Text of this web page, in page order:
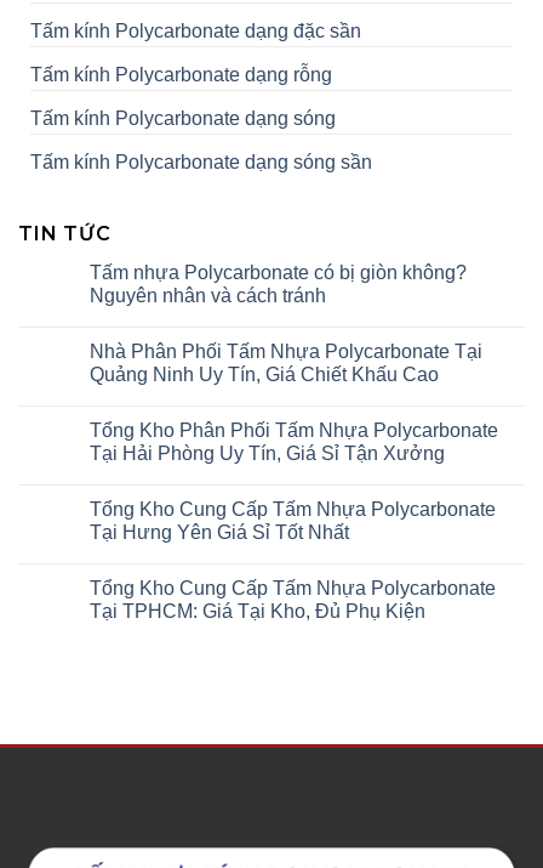
Tấm kính Polycarbonate dạng đặc sần
Tấm kính Polycarbonate dạng rỗng
Tấm kính Polycarbonate dạng sóng
Tấm kính Polycarbonate dạng sóng sần
TIN TỨC
Tấm nhựa Polycarbonate có bị giòn không?
Nguyên nhân và cách tránh
Nhà Phân Phối Tấm Nhựa Polycarbonate Tại
Quảng Ninh Uy Tín, Giá Chiết Khấu Cao
Tổng Kho Phân Phối Tấm Nhựa Polycarbonate
Tại Hải Phòng Uy Tín, Giá Sỉ Tận Xưởng
Tổng Kho Cung Cấp Tấm Nhựa Polycarbonate
Tại Hưng Yên Giá Sỉ Tốt Nhất
Tổng Kho Cung Cấp Tấm Nhựa Polycarbonate
Tại TPHCM: Giá Tại Kho, Đủ Phụ Kiện